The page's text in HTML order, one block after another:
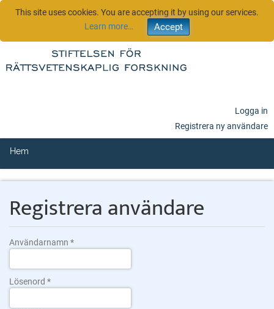
This site uses cookies. You are accepting it by using our services.
Learn more…
Logga in
Registrera ny användare
Hem
Registrera användare
Användarnamn
Lösenord